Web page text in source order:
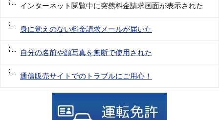
インターネット閲覧中に突然料金請求画面が表示された
身に覚えのない料金請求メールが届いた
自分の名前や顔写真を無断で使用された
通信販売サイトでのトラブルにご用心！